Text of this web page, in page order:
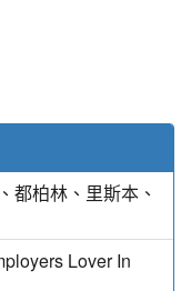
都柏林、里斯本、
Lover In